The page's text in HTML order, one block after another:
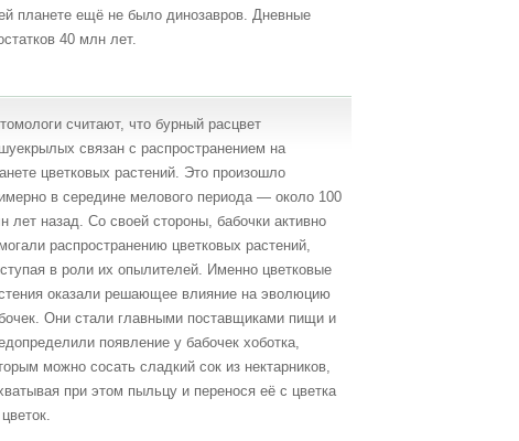
планете ещё не было динозавров. Дневные
40 млн лет.
считают, что бурный расцвет
связан с распространением на
цветковых растений. Это произошло
в середине мелового периода — около 100
лет назад. Со своей стороны, бабочки активно
распространению цветковых растений,
в роли их опылителей. Именно цветковые
оказали решающее влияние на эволюцию
Они стали главными поставщиками пищи и
появление у бабочек хоботка,
можно сосать сладкий сок из нектарников,
при этом пыльцу и перенося её с цветка